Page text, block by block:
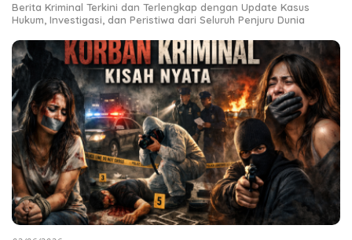
Berita Kriminal Terkini dan Terlengkap dengan Update Kasus
Hukum, Investigasi, dan Peristiwa dari Seluruh Penjuru Dunia